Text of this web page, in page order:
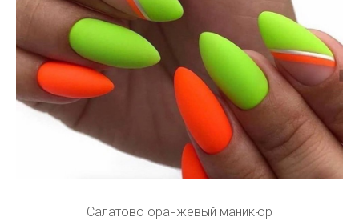
Салатово оранжевый маникюр